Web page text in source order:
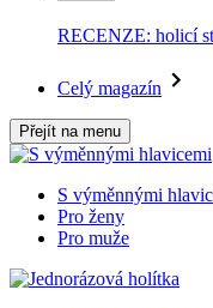
RECENZE: holicí
Celý magazín
Přejít na menu
S výměnnými
Pro ženy
Pro muže